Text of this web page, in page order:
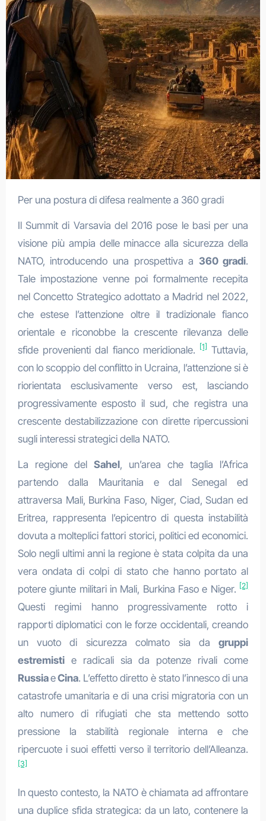
Per una postura di difesa realmente a 360 gradi
Il Summit di Varsavia del 2016 pose le basi per una
visione più ampia delle minacce alla sicurezza della
NATO, introducendo una prospettiva a 360 gradi.
Tale impostazione venne poi formalmente recepita
nel Concetto Strategico adottato a Madrid nel 2022,
che estese l’attenzione oltre il tradizionale fianco
orientale e riconobbe la crescente rilevanza delle
sfide provenienti dal fianco meridionale.
[1] Tuttavia,
con lo scoppio del conflitto in Ucraina, l’attenzione si è
riorientata esclusivamente verso est, lasciando
progressivamente esposto il sud, che registra una
crescente destabilizzazione con dirette ripercussioni
sugli interessi strategici della NATO.
La regione del Sahel, un’area che taglia l’Africa
partendo dalla Mauritania e dal Senegal ed
attraversa Mali, Burkina Faso, Niger, Ciad, Sudan ed
Eritrea, rappresenta l’epicentro di questa instabilità
dovuta a molteplici fattori storici, politici ed economici.
Solo negli ultimi anni la regione è stata colpita da una
vera ondata di colpi di stato che hanno portato al
potere giunte militari in Mali, Burkina Faso e Niger. [2]
Questi regimi hanno progressivamente rotto i
rapporti diplomatici con le forze occidentali, creando
un vuoto di sicurezza colmato sia dagruppi
estremistie radicali sia da potenze rivali come
RussiaeCina. L’effetto diretto è stato l’innesco di una
catastrofe umanitaria e di una crisi migratoria con un
alto numero di rifugiati che sta mettendo sotto
pressione la stabilità regionale interna e che
ripercuote i suoi effetti verso il territorio dell’Alleanza.
[3]
In questo contesto, la NATO è chiamata ad affrontare
una duplice sfida strategica: da un lato, contenere la